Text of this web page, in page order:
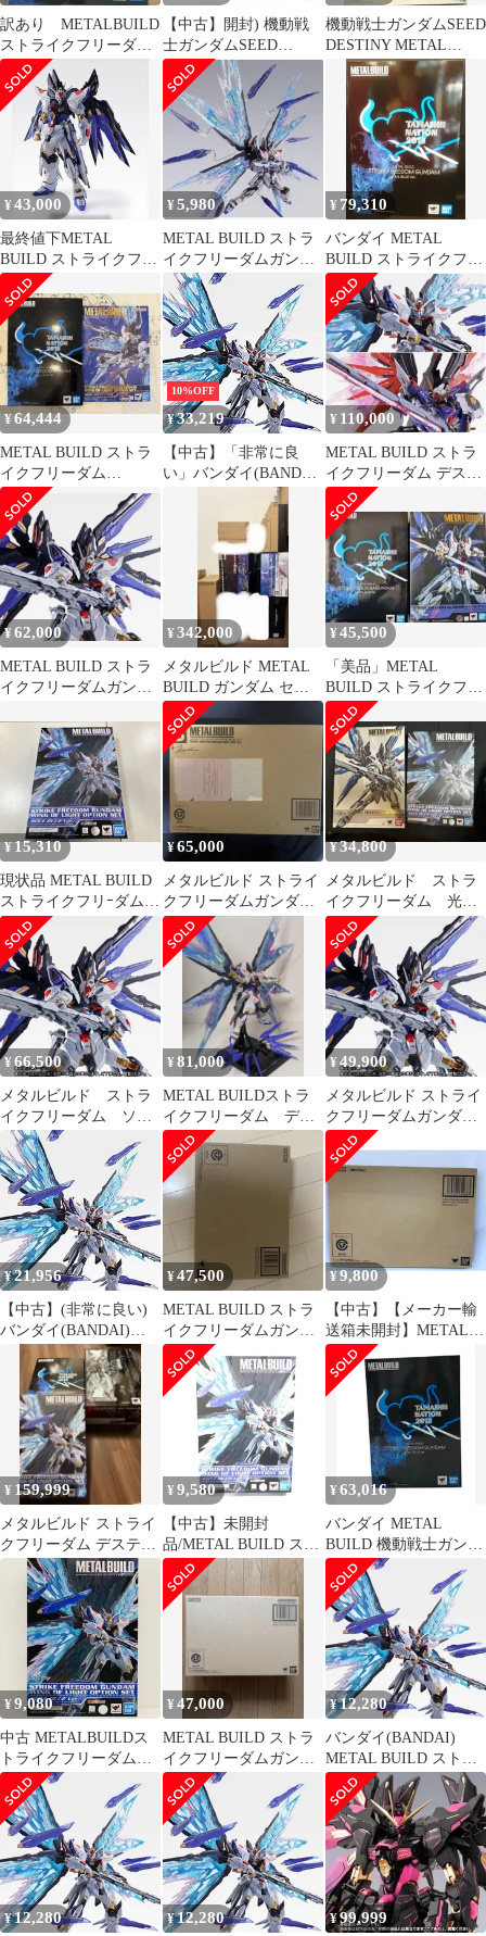
訳あり METALBUILD
ストライクフリーダム
ガンダム SOULBLUE
【中古】開封) 機動戦
士ガンダムSEED
DESTINY METAL
BUlLD ストライクフリ
ーダムガンダム SOUL
BLUE Ver.[10]
機動戦士ガンダムSEED
DESTINY METAL
BUILD 2個セット
¥43,000
最終値下METAL
BUILD ストライクフリ
ーダムガンダム SOUL
BLUE
¥5,980
METAL BUILD ストラ
イクフリーダムガンダ
ム 光の翼オプションセ
ット
¥ 79,310
バンダイ METAL
BUILD ストライクフリ
ーダムガンダム SOUL
BLUE Ver
¥64,444
METAL BUILD ストラ
イクフリーダム
SOULBLUE 光の翼セッ
ト
10%OFF
¥33,219
【中古】「非常に良
い」バンダイ(BANDAI)
METAL BUILD ストラ
イクフリーダムガンダ
ム 光の翼オプションセ
ット SOUL BLUE Ver.
¥ 110,000
METAL BUILD ストラ
イクフリーダム デステ
ィニー ガンダム2体セ
ット
¥62,000
METAL BUILD ストラ
イクフリーダムガンダ
¥342,000
メタルビルド METAL
BUILD ガンダム セッ
ト
¥45,500
「美品」METAL
BUILD ストライクフリ
ーダムガンダムSOUL
BLUE
¥15,310
現状品 METAL BUILD
ストライクフリｰダムガ
ンダム 光の翼オプショ
ンセット SOUL BLUE
Ver. 機動戦士ガンダム
SEED DESTINY
¥65,000
メタルビルド ストライ
クフリーダムガンダム
SOUL BLUE ver 2018
¥34,800
メタルビルド ストラ
イクフリーダム 光の
翼SOUL BLUE Verセッ
ト
¥66,500
メタルビルド ストラ
イクフリーダム ソウ
ルブルー
¥81,000
METAL BUILDストラ
イクフリーダム デス
ティニーソウルブルー
ソウルレッド
¥49,900
メタルビルド ストライ
クフリーダムガンダム
SOUL BLUE
¥21,956
【中古】(非常に良い)
バンダイ(BANDAI)
METAL BUILD ストラ
イクフリーダムガンダ
ム 光の翼オプションセ
ット SOUL BLUE Ver.
¥47,500
METAL BUILD ストラ
イクフリーダムガンダ
ム [METAL BUILD…
¥9,800
【中古】【メーカー輸
送箱未開封】METAL
BUILD ストライクフリ
ーダムガンダム 光の翼
オプションセット
SOUL BLUE Ver.
¥ 159,999
メタルビルド ストライ
クフリーダム デスティ
ニー
¥ 9,580
【中古】未開封
品/METAL BUILD スト
ライクフリーダムガン
ダム 光の翼オプション
セット SOUL BLUE
¥ 63,016
バンダイ METAL
BUILD 機動戦士ガンダ
ムSEED DESTINY
ZGMF-X20A ストライ
クフリーダムガンダム
SOUL BLUE Ver. フィ
ギュア 魂ウェブ商店
¥9,080
中古 METALBUILDス
トライクフリーダムガ
ンダム光の翼オプショ
ンセット
SOULBLUEVer.「機動
戦士ガンダム
SEEDDESTINY」魂ウ
ェブ商店限定
¥47,000
METAL BUILD ストラ
イクフリーダムガンダ
ム 2024
¥12,280
バンダイ(BANDAI)
METAL BUILD ストラ
イクフリーダムガンダ
ム 光の翼オプションセ
ット SOUL BLUE Ver.
¥12,280 ¥12,280 ¥99,999